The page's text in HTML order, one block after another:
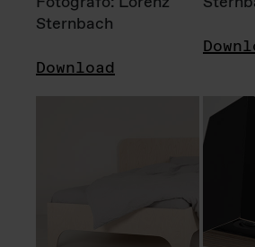
Sternbach
Download